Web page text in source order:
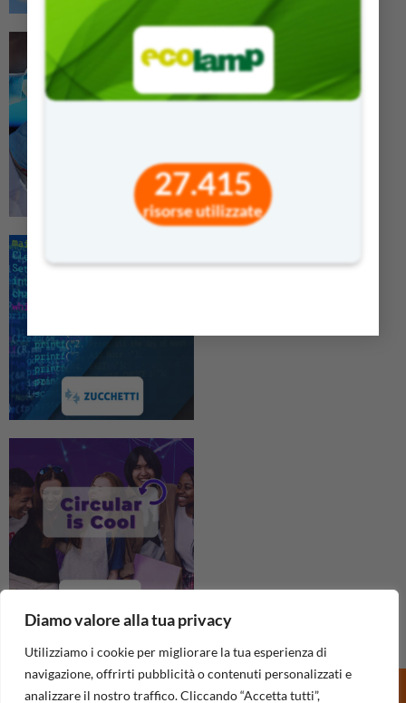
27.415
risorse utilizzate
Diamo valore alla tua privacy
Utilizziamo i cookie per migliorare la tua esperienza di
navigazione, offrirti pubblicità o contenuti personalizzati e
analizzare il nostro traffico. Cliccando “Accetta tutti”,